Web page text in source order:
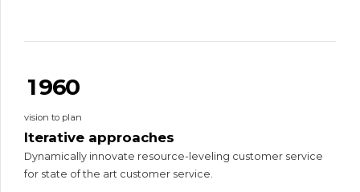
1
2
3
4
5
7
9
0
4
6
7
8
9
0
8
0
vision to plan
Iterative approaches
Dynamically innovate resource-leveling customer service
for state of the art customer service.